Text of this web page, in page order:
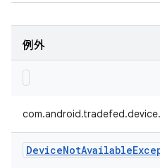
例外
DeviceNotAvailable